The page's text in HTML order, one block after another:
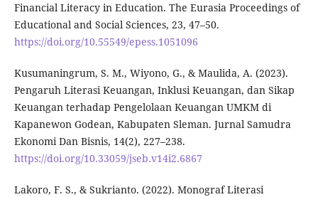
Financial Literacy in Education. The Eurasia Proceedings of
Educational and Social Sciences, 23, 47–50.
https://doi.org/10.55549/epess.1051096
Kusumaningrum, S. M., Wiyono, G., & Maulida, A. (2023).
Pengaruh Literasi Keuangan, Inklusi Keuangan, dan Sikap
Keuangan terhadap Pengelolaan Keuangan UMKM di
Kapanewon Godean, Kabupaten Sleman. Jurnal Samudra
Ekonomi Dan Bisnis, 14(2), 227–238.
https://doi.org/10.33059/jseb.v14i2.6867
Lakoro, F. S., & Sukrianto. (2022). Monograf Literasi